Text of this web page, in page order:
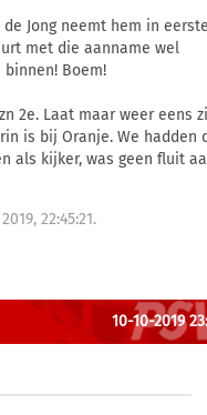
Jong neemt hem in
met die aanname wel
Boem!
2e. Laat maar weer eens
is bij Oranje. We hadden
als kijker, was geen fluit
22:45:21.
10-10-2019